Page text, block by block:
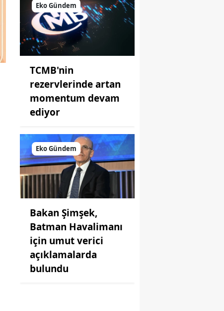
Eko Gündem
TCMB'nin
rezervlerinde artan
momentum devam
ediyor
Eko Gündem
Bakan Şimşek,
Batman Havalimanı
için umut verici
açıklamalarda
bulundu